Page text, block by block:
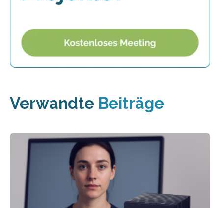
Verwandte Beiträge